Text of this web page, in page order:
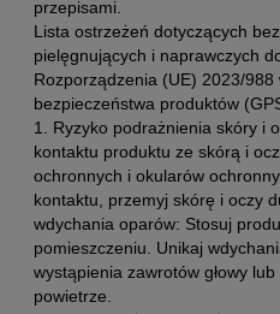
przepisami.
Lista ostrzeżeń dotyczących
pielęgnujących i naprawczych
Rozporządzenia (UE) 2023/
bezpieczeństwa produktów
1. Ryzyko podrażnienia skóry i
kontaktu produktu ze skórą i
ochronnych i okularów
kontaktu, przemyj skórę i oczy
wdychania oparów: Stosuj
pomieszczeniu. Unikaj
wystąpienia zawrotów głowy
powietrze.